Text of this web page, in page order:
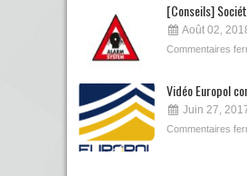
[Conseils]
Août 02,
Commentaires
Vidéo Europol
Juin 27,
Commentaires